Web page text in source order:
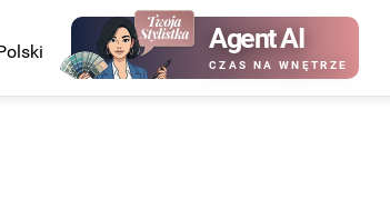
Agent AI
CZAS NA WNĘTRZE